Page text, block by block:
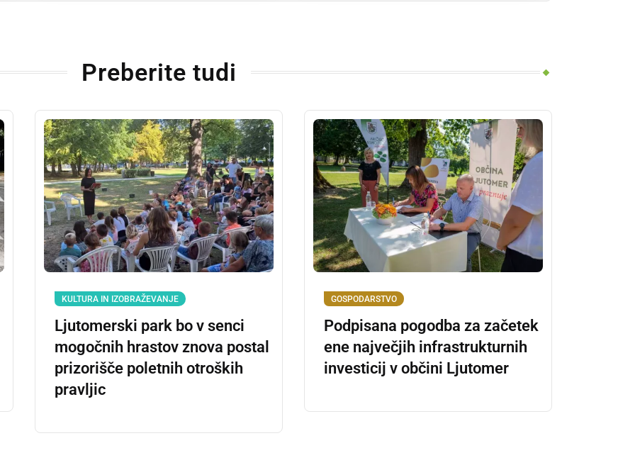
Preberite tudi
KULTURA IN IZOBRAŽEVANJE
Ljutomerski park bo v senci
mogočnih hrastov znova postal
prizorišče poletnih otroških
pravljic
GOSPODARSTVO
Podpisana pogodba za začetek
ene največjih infrastrukturnih
investicij v občini Ljutomer